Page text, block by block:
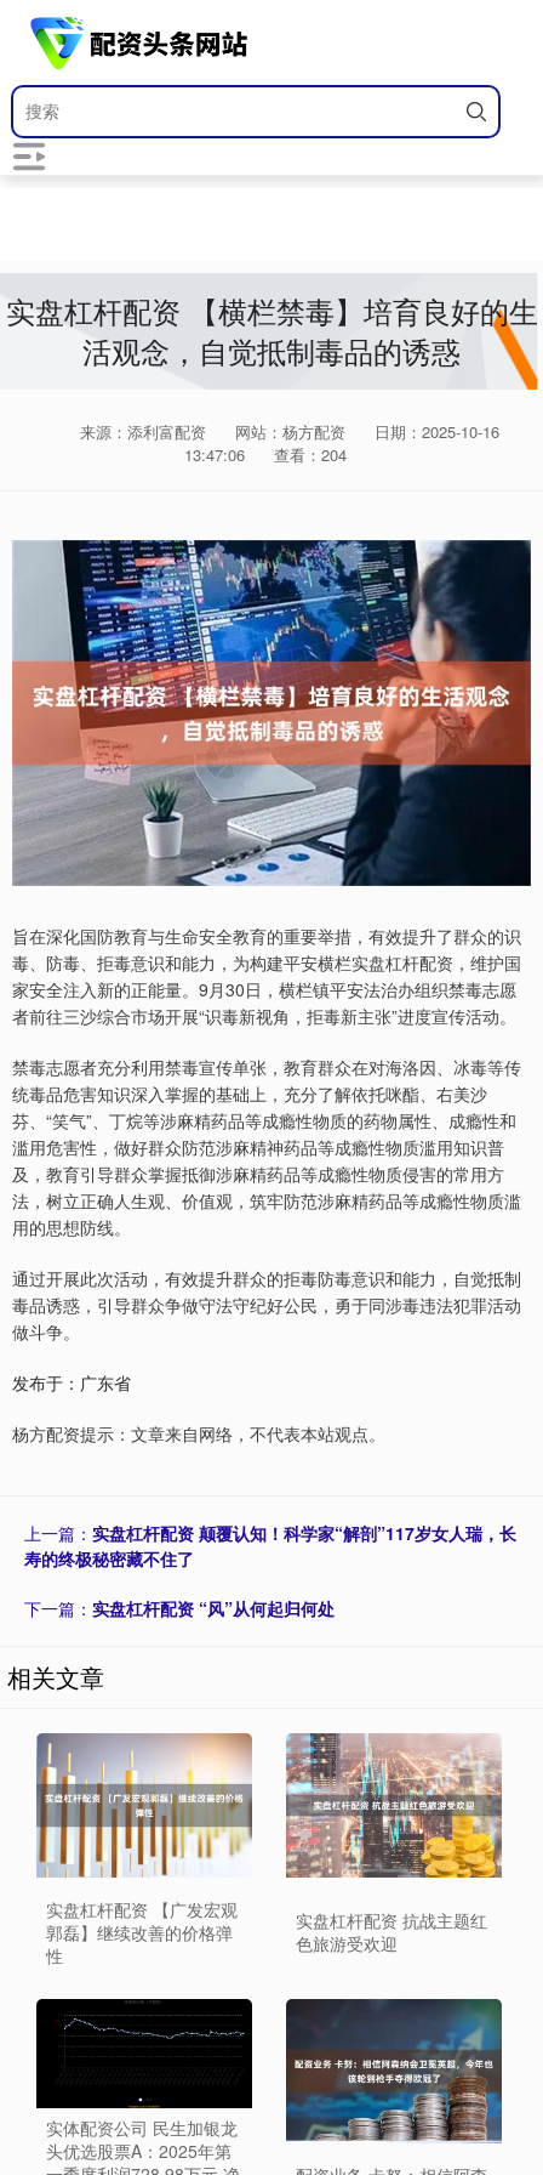
实盘杠杆配资 【横栏禁毒】培育良好的生
活观念，自觉抵制毒品的诱惑
来源：添利富配资 网站：杨方配资
日期：2025-10-16
13:47:06
查看：204
旨在深化国防教育与生命安全教育的重要举措，有效提升了群众的识
毒、防毒、拒毒意识和能力，为构建平安横栏实盘杠杆配资，维护国
家安全注入新的正能量。9月30日，横栏镇平安法治办组织禁毒志愿
者前往三沙综合市场开展“识毒新视角，拒毒新主张”进度宣传活动。
禁毒志愿者充分利用禁毒宣传单张，教育群众在对海洛因、冰毒等传
统毒品危害知识深入掌握的基础上，充分了解依托咪酯、右美沙
芬、“笑气”、丁烷等涉麻精药品等成瘾性物质的药物属性、成瘾性和
滥用危害性，做好群众防范涉麻精神药品等成瘾性物质滥用知识普
及，教育引导群众掌握抵御涉麻精药品等成瘾性物质侵害的常用方
法，树立正确人生观、价值观，筑牢防范涉麻精药品等成瘾性物质滥
用的思想防线。
通过开展此次活动，有效提升群众的拒毒防毒意识和能力，自觉抵制
毒品诱惑，引导群众争做守法守纪好公民，勇于同涉毒违法犯罪活动
做斗争。
发布于：广东省
杨方配资提示：文章来自网络，不代表本站观点。
上一篇： 实盘杠杆配资 颠覆认知！科学家“解剖”117岁女人瑞，长
寿的终极秘密藏不住了
下一篇： 实盘杠杆配资 “风”从何起归何处
相关文章
实盘杠杆配资 【广发宏观
郭磊】继续改善的价格弹
性
实盘杠杆配资 抗战主题红
色旅游受欢迎
实体配资公司 民生加银龙
头优选股票A：2025年第